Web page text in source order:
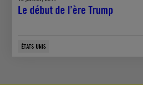
Le début de l’ère Trump
ÉTATS-UNIS